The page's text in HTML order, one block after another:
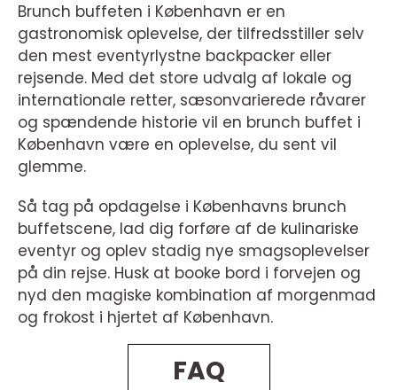
Brunch buffeten i København er en
gastronomisk oplevelse, der tilfredsstiller selv
den mest eventyrlystne backpacker eller
rejsende. Med det store udvalg af lokale og
internationale retter, sæsonvarierede råvarer
og spændende historie vil en brunch buffet i
København være en oplevelse, du sent vil
glemme.
Så tag på opdagelse i Københavns brunch
buffetscene, lad dig forføre af de kulinariske
eventyr og oplev stadig nye smagsoplevelser
på din rejse. Husk at booke bord i forvejen og
nyd den magiske kombination af morgenmad
og frokost i hjertet af København.
FAQ